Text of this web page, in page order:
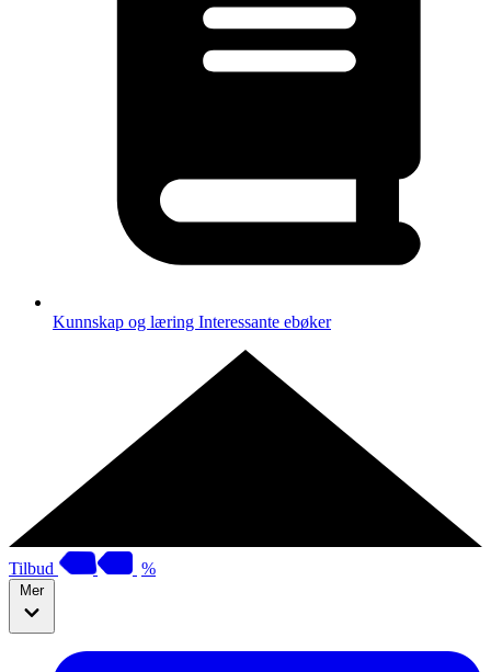
Kunnskap og læring Interessante ebøker
Tilbud %
Mer